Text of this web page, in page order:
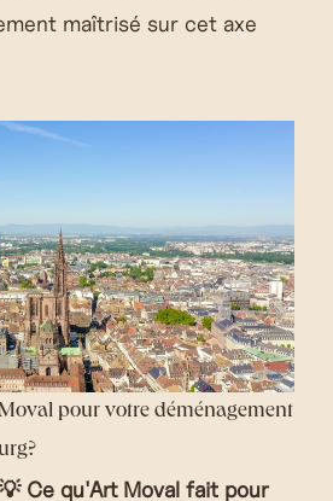
maîtrisé sur cet axe
pour votre déménagement
💡 Ce qu'Art Moval fait pour